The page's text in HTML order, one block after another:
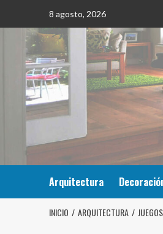
8 agosto, 2026
Arquitectura
INICIO ARQUITECTURA